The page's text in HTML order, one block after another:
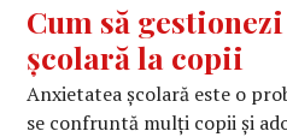
Cum să
școlară la copii
Anxietatea școlară este o
se confruntă mulți copii și